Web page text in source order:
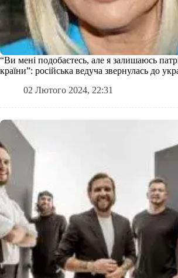
“Ви мені подобаєтесь, але я залишаюсь
країни”: російська ведуча звернулась до
02 Лютого 2024, 22:31